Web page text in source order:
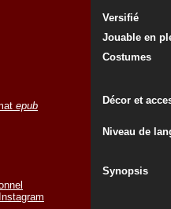
epub
Versifié
Jouable en
Costumes
Décor et
Niveau de
Synopsis